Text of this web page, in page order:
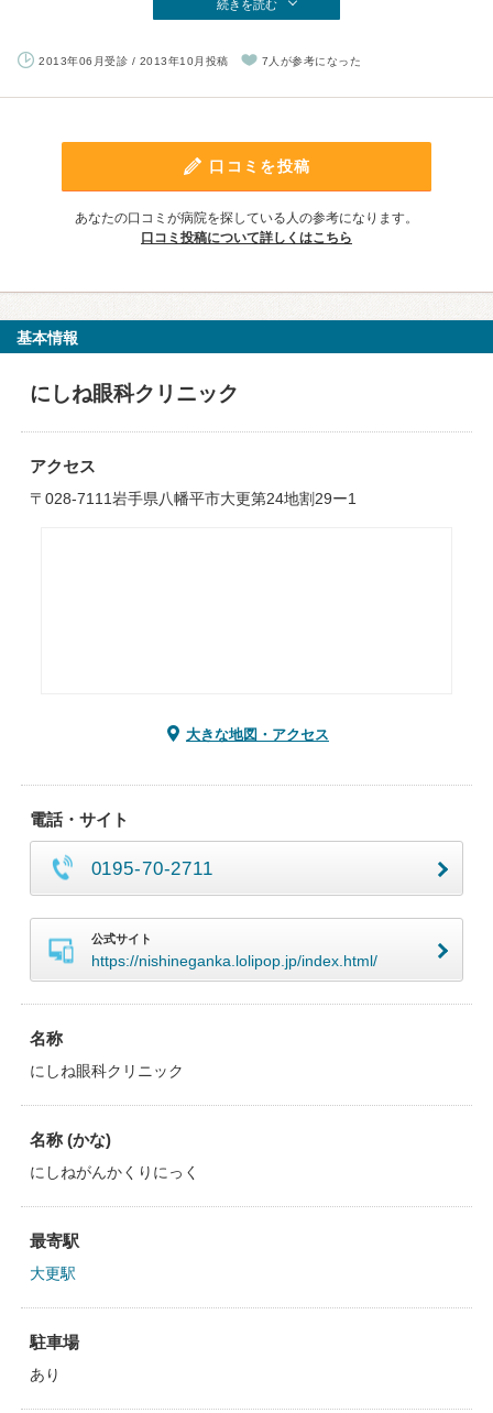
続きを読む
2013年06月受診 / 2013年10月投稿 7人が参考になった
口コミを投稿
あなたの口コミが病院を探している人の参考になります。
口コミ投稿について詳しくはこちら
基本情報
にしね眼科クリニック
アクセス
〒028-7111岩手県八幡平市大更第24地割29ー1
大きな地図・アクセス
電話・サイト
0195-70-2711
公式サイト
https://nishineganka.lolipop.jp/index.html/
名称
にしね眼科クリニック
名称 (かな)
にしねがんかくりにっく
最寄駅
大更駅
駐車場
あり